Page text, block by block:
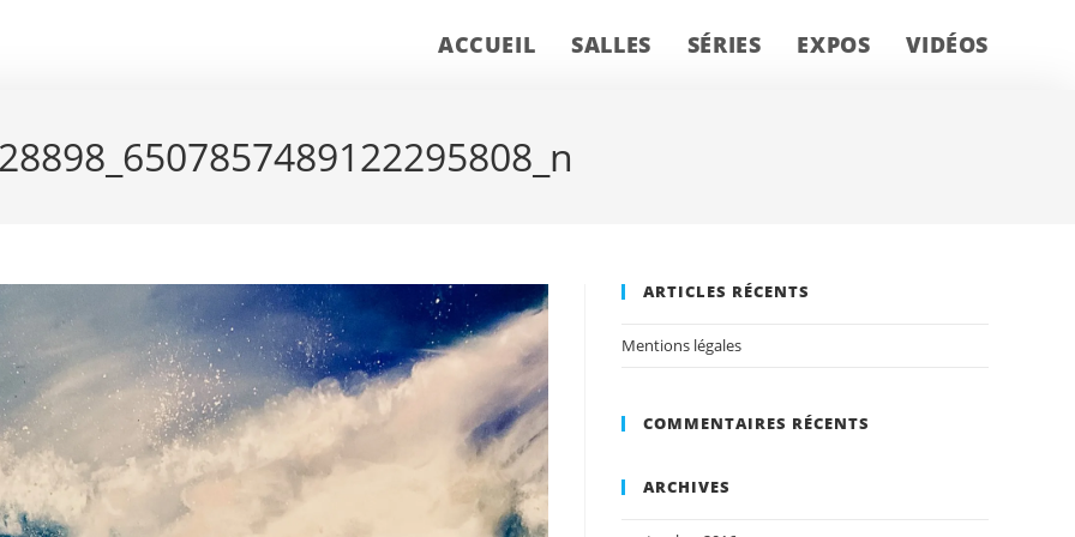
ACCUEIL SALLES SÉRIES EXPOS VIDÉOS
ARTICLES RÉCENTS
Mentions légales
COMMENTAIRES RÉCENTS
ARCHIVES